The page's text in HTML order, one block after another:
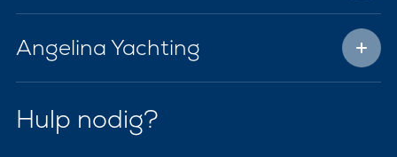
Angelina Yachting
Hulp nodig?